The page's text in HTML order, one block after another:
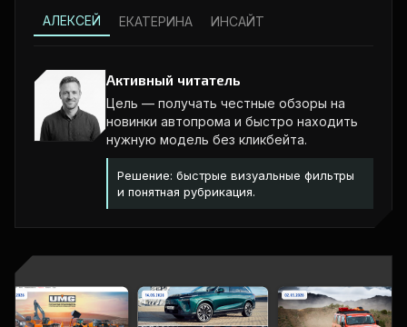
АЛЕКСЕЙ ЕКАТЕРИНА ИНСАЙТ
Активный читатель
Цель — получать честные обзоры на
новинки автопрома и быстро находить
нужную модель без кликбейта.
Решение: быстрые визуальные фильтры
и понятная рубрикация.